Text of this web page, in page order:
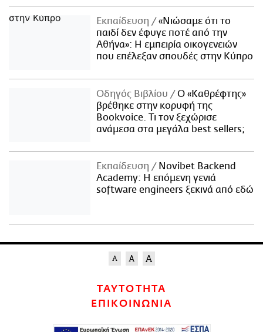
Εκπαίδευση
«Νιώσαμε ότι το
παιδί δεν έφυγε ποτέ από την
Αθήνα»: Η εμπειρία οικογενειών
που επέλεξαν σπουδές στην Κύπρο
Οδηγός Βιβλίου
Ο «Καθρέφτης»
βρέθηκε στην κορυφή της
Bookvoice. Τι τον ξεχώρισε
ανάμεσα στα μεγάλα best sellers;
Εκπαίδευση
Novibet Backend
Academy: Η επόμενη γενιά
software engineers ξεκινά από εδώ
ΤΑΥΤΟΤΗΤΑ
ΕΠΙΚΟΙΝΩΝΙΑ